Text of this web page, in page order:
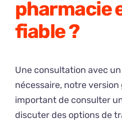
pharmacie
fiable ?
Une consultation avec
nécessaire, notre
important de consulter
discuter des options de